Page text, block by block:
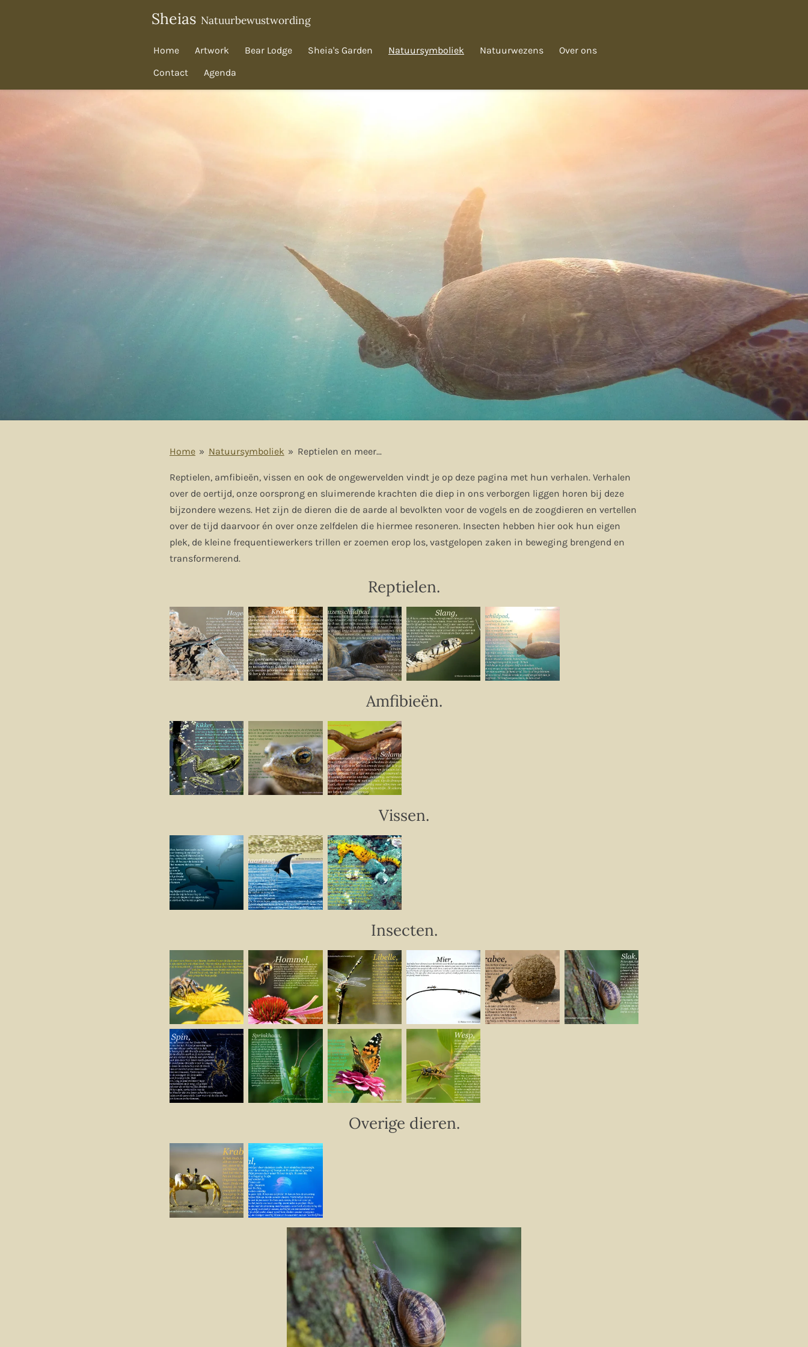
Sheias Natuurbewustwording
Home Artwork Bear Lodge Sheia's Garden Natuursymboliek Natuurwezens
Over ons
Contact
Agenda
Home » Natuursymboliek » Reptielen en meer...
Reptielen, amfibieën, vissen en ook de ongewervelden vindt je op deze pagina met hun verhalen. Verhalen
over de oertijd, onze oorsprong en sluimerende krachten die diep in ons verborgen liggen horen bij deze
bijzondere wezens. Het zijn de dieren die de aarde al bevolkten voor de vogels en de zoogdieren en vertellen
over de tijd daarvoor én over onze zelfdelen die hiermee resoneren. Insecten hebben hier ook hun eigen
plek, de kleine frequentiewerkers trillen er zoemen erop los, vastgelopen zaken in beweging brengend en
transformerend.
Reptielen.
Amfibieën.
Vissen.
Insecten.
Overige dieren.